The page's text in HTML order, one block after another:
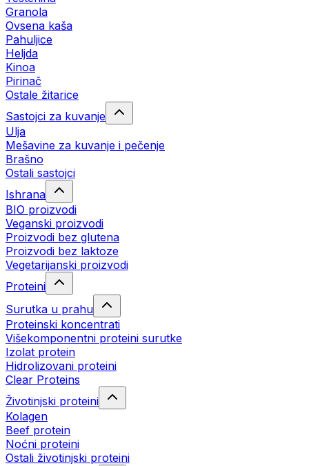
Granola
Ovsena kaša
Pahuljice
Heljda
Kinoa
Pirinač
Ostale žitarice
Sastojci za kuvanje
Ulja
Mešavine za kuvanje i pečenje
Brašno
Ostali sastojci
Ishrana
BIO proizvodi
Veganski proizvodi
Proizvodi bez glutena
Proizvodi bez laktoze
Vegetarijanski proizvodi
Proteini
Surutka u prahu
Proteinski koncentrati
Višekomponentni proteini surutke
Izolat protein
Hidrolizovani proteini
Clear Proteins
Životinjski proteini
Kolagen
Beef protein
Noćni proteini
Ostali životinjski proteini